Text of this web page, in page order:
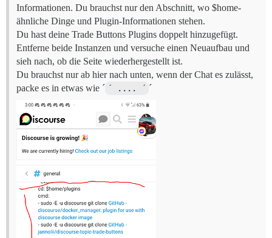
Informationen. Du brauchst nur den Abschnitt, wo $home-
ähnliche Dinge und Plugin-Informationen stehen.
Du hast deine Trade Buttons Plugins doppelt hinzugefügt.
Entferne beide Instanzen und versuche einen Neuaufbau und
sieh nach, ob die Seite wiederhergestellt ist.
Du brauchst nur ab hier nach unten, wenn der Chat es zulässt,
packe es in etwas wie ´ ´ .... ´ ´